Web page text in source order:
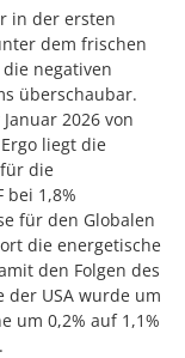
in der ersten
dem frischen
negativen
überschaubar.
2026 von
liegt die
die
bei 1,8%
für den Globalen
die energetische
den Folgen des
der USA wurde um
um 0,2% auf 1,1%